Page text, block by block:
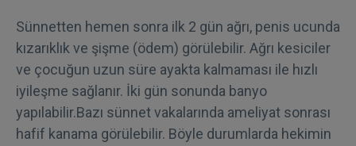
Sünnetten hemen sonra ilk 2 gün ağrı, penis ucunda
kızarıklık ve şişme (ödem) görülebilir. Ağrı kesiciler
ve çocuğun uzun süre ayakta kalmaması ile hızlı
iyileşme sağlanır. İki gün sonunda banyo
yapılabilir.Bazı sünnet vakalarında ameliyat sonrası
hafif kanama görülebilir. Böyle durumlarda hekimin